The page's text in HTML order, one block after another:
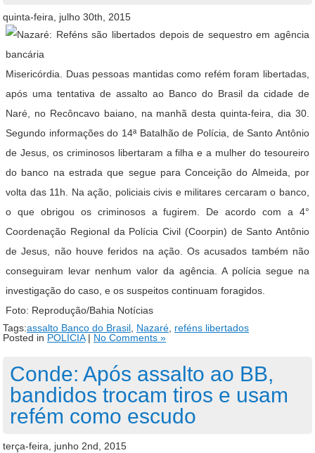
quinta-feira, julho 30th, 2015
Misericórdia. Duas pessoas mantidas como refém foram libertadas,
após uma tentativa de assalto ao Banco do Brasil da cidade de
Naré, no Recôncavo baiano, na manhã desta quinta-feira, dia 30.
Segundo informações do 14ª Batalhão de Polícia, de Santo Antônio
de Jesus, os criminosos libertaram a filha e a mulher do tesoureiro
do banco na estrada que segue para Conceição do Almeida, por
volta das 11h. Na ação, policiais civis e militares cercaram o banco,
o que obrigou os criminosos a fugirem. De acordo com a 4°
Coordenação Regional da Polícia Civil (Coorpin) de Santo Antônio
de Jesus, não houve feridos na ação. Os acusados também não
conseguiram levar nenhum valor da agência. A polícia segue na
investigação do caso, e os suspeitos continuam foragidos.
Foto: Reprodução/Bahia Notícias
Tags:assalto Banco do Brasil, Nazaré, reféns libertados
Posted in POLÍCIA| No Comments »
Conde: Após assalto ao BB,
bandidos trocam tiros e usam
refém como escudo
terça-feira, junho 2nd, 2015